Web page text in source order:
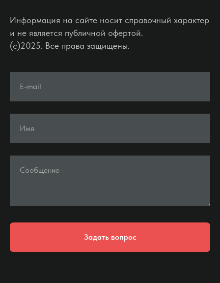
Информация на сайте носит справочный характер
и не является публичной офертой.
(c)2025. Все права защищены.
E-mail
Имя
Сообщение
Задать вопрос